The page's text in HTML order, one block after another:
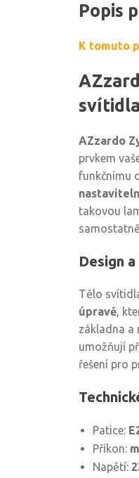
Popis
K tomuto
AZzardo
prvkem
funkčnímu
takovou
Design
Tělo
úpravě,
základna a
umožňují
řešení pro
Patice:
Příkon:
Napětí: